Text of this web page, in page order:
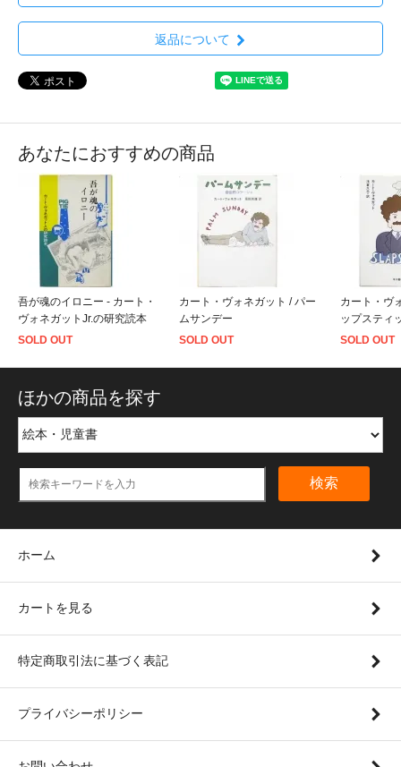
返品について
あなたにおすすめの商品
吾が魂のイロニー - カート・
ヴォネガットJr.の研究読本
SOLD OUT
カート・ヴォネガット / パー
ムサンデー
SOLD OUT
カート・ヴ
ップスティ
SOLD OUT
ほかの商品を探す
検索
ホーム
カートを見る
特定商取引法に基づく表記
プライバシーポリシー